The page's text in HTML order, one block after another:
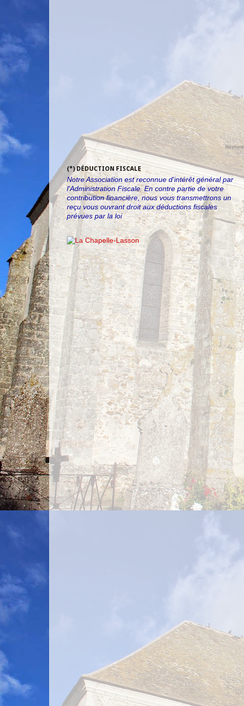
foxyform
(*) DÉDUCTION FISCALE
Notre Association est reconnue d'intérêt général par
l'Administration Fiscale. En contre partie de votre
contribution financière, nous vous transmettrons un
reçu vous ouvrant droit aux déductions fiscales
prévues par la loi